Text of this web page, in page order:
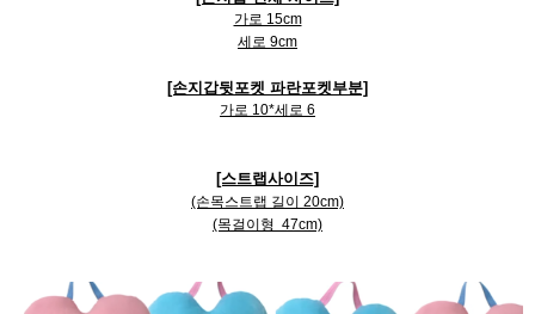
가로 15cm
세로 9cm
[손지갑뒷포켓 파란포켓부분]
가로 10*세로 6
[스트랩사이즈]
(손목스트랩 길이 20cm)
(목걸이형 47cm)